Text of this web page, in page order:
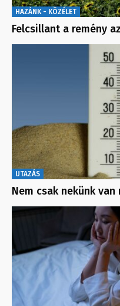
HAZÁNK - KÖZÉLET
Felcsillant a remény
UTAZÁS
Nem csak nekünk